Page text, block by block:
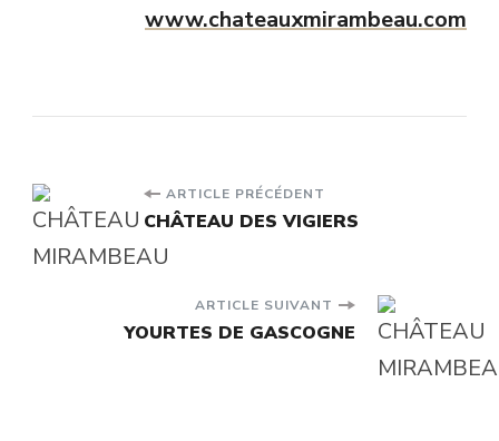
www.chateauxmirambeau.com
Navigation
d'article
ARTICLE PRÉCÉDENT
CHÂTEAU DES VIGIERS
ARTICLE SUIVANT
YOURTES DE GASCOGNE